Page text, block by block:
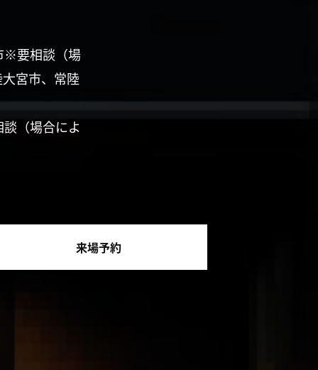
※要相談（場
宮市、常陸
（場合によ
来場予約